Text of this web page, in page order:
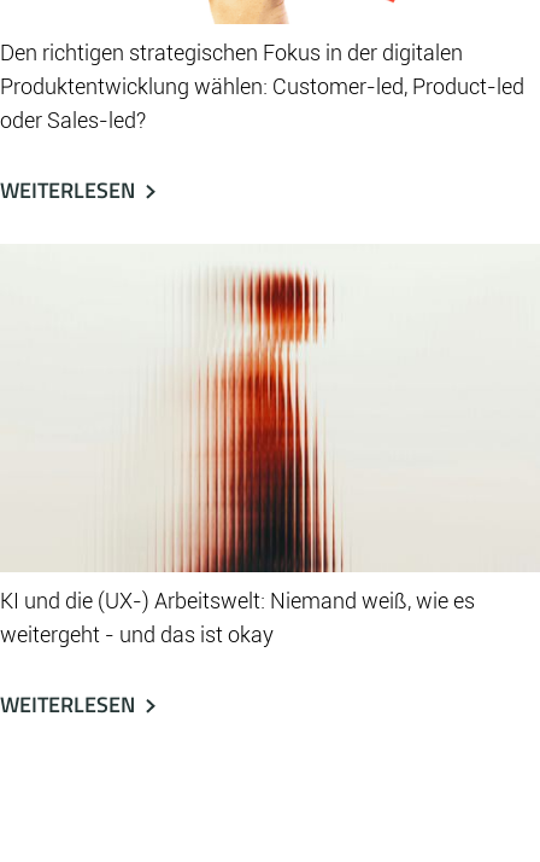
Den richtigen strategischen Fokus in der digitalen
Produktentwicklung wählen: Customer-led, Product-led
oder Sales-led?
WEITERLESEN
KI und die (UX-) Arbeitswelt: Niemand weiß, wie es
weitergeht - und das ist okay
WEITERLESEN